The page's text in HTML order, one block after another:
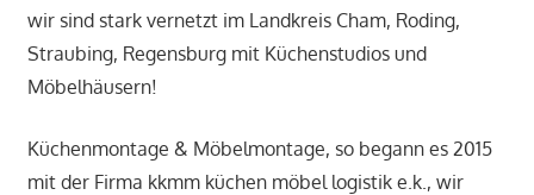
wir sind stark vernetzt im Landkreis Cham, Roding,
Straubing, Regensburg mit Küchenstudios und
Möbelhäusern!
Küchenmontage & Möbelmontage, so begann es 2015
mit der Firma kkmm küchen möbel logistik e.k., wir